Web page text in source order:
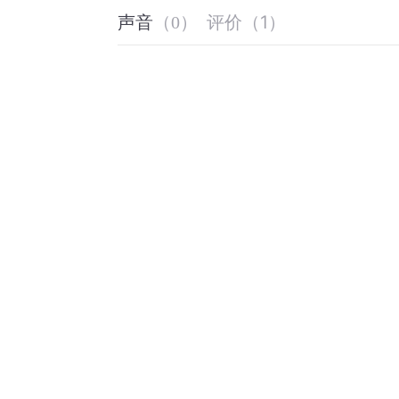
声音 （0） 评价 （1 ）